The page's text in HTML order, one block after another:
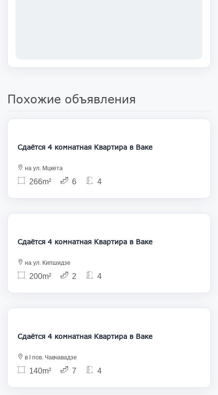
Похожие объявления
1 750
Сдаётся 4 комнатная Квартира в Ваке
на ул. Мцкета
266m² 6 4
1 700
Сдаётся 4 комнатная Квартира в Ваке
на ул. Кипшидзе
200m² 2 4
1 300
Сдаётся 4 комнатная Квартира в Ваке
в I пов. Чавчавадзе
140m² 7 4